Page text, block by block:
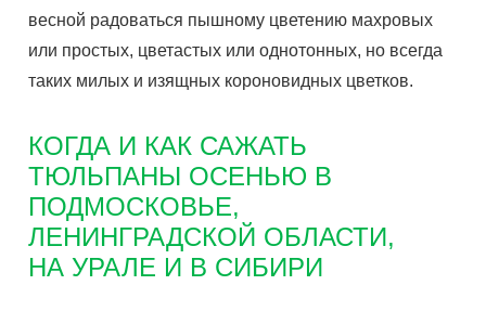
весной радоваться пышному цветению махровых
или простых, цветастых или однотонных, но всегда
таких милых и изящных короновидных цветков.
КОГДА И КАК САЖАТЬ
ТЮЛЬПАНЫ ОСЕНЬЮ В
ПОДМОСКОВЬЕ,
ЛЕНИНГРАДСКОЙ ОБЛАСТИ,
НА УРАЛЕ И В СИБИРИ